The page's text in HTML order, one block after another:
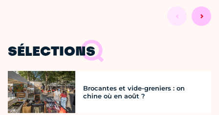
SÉLECTIONS
Brocantes et vide-greniers : on
chine où en août ?